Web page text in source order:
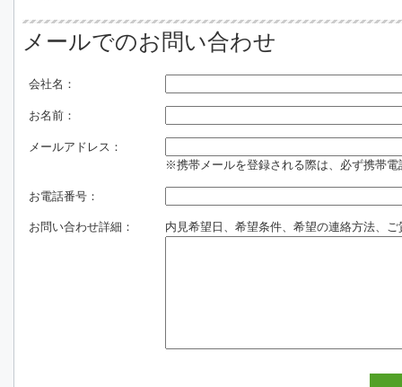
メールでのお問い合わせ
会社名：
お名前：
メールアドレス：
※携帯メールを登録される際は、必ず携帯
お電話番号：
お問い合わせ詳細： 内見希望日、希望条件、希望の連絡方法、ご